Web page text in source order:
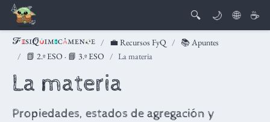
🔍 🌙 🌐 ☕
💼 Recursos FyQ
📚 Apuntes
📗 2.º ESO · 📘 3.º ESO La materia
La materia
Propiedades, estados de agregación y